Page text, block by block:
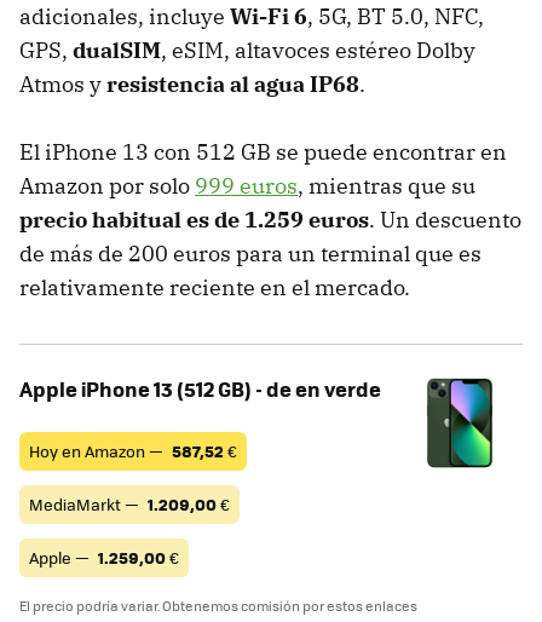
adicionales, incluye Wi-Fi 6, 5G, BT 5.0, NFC,
GPS, dualSIM, eSIM, altavoces estéreo Dolby
Atmos yresistencia al agua IP68.
El iPhone 13 con 512 GB se puede encontrar en
Amazon por solo 999 euros, mientras que su
precio habitual es de 1.259 euros. Un descuento
de más de 200 euros para un terminal que es
relativamente reciente en el mercado.
Apple iPhone 13 (512 GB) - de en verde
Hoy en Amazon — 587,52 €
MediaMarkt — 1.209,00€
Apple — 1.259,00€
El precio podría variar. Obtenemos comisión por estos enlaces